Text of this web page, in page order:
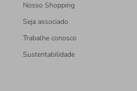
Nosso Shopping
Seja associado
Trabalhe conosco
Sustentabilidade